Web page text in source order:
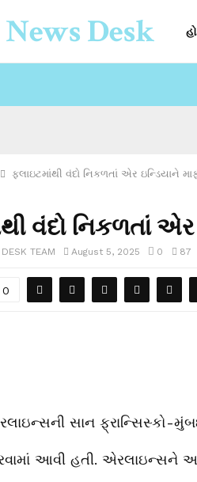
Desk
ફ્લાઇટમાંથી વંદો નિકળતાં એર ઇન્ડિયાને
વંદો નિકળતાં એર
TEAM August 5, 2025 0 87
0
સાન ફ્રાન્સિસ્કો-
આવી હતી. એરલાઇન્સને આ